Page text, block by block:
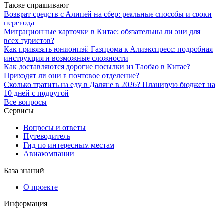
Также спрашивают
Возврат средств с Алипей на сбер: реальные способы и сроки
перевода
Миграционные карточки в Китае: обязательны ли они для
всех туристов?
Как привязать юнионпэй Газпрома к Алиэкспресс: подробная
инструкция и возможные сложности
Как доставляются дорогие посылки из Таобао в Китае?
Приходят ли они в почтовое отделение?
Сколько тратить на еду в Даляне в 2026? Планирую бюджет на
10 дней с подругой
Все вопросы
Сервисы
Вопросы и ответы
Путеводитель
Гид по интересным местам
Авиакомпании
База знаний
О проекте
Информация